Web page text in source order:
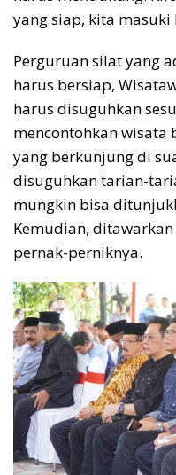
yang siap, kita masuki
Perguruan silat yang
harus bersiap,
harus disuguhkan
mencontohkan wisata
yang berkunjung di
disuguhkan tarian-
mungkin bisa
Kemudian,
pernak-perniknya.